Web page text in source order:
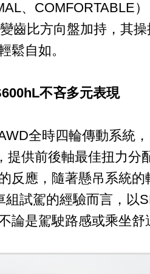
、COMFORTABLE
齒比方向盤加持，其
鬆自如。
不吝多元表現
全時四輪傳動系統
提供前後軸最佳扭力分
反應，隨著懸吊系統的
組試駕的經驗而言，以
論是駕駛路感或乘坐